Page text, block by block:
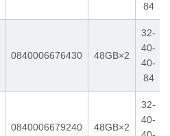
84
0840006676430 48GB×2
32-
40-
40-
84
0840006679240 48GB×2
32-
40-